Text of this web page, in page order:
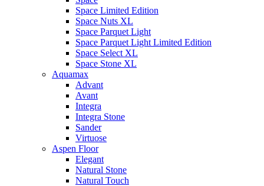
Space Limited Edition
Space Nuts XL
Space Parquet Light
Space Parquet Light Limited Edition
Space Select XL
Space Stone XL
Aquamax
Advant
Avant
Integra
Integra Stone
Sander
Virtuose
Aspen Floor
Elegant
Natural Stone
Natural Touch